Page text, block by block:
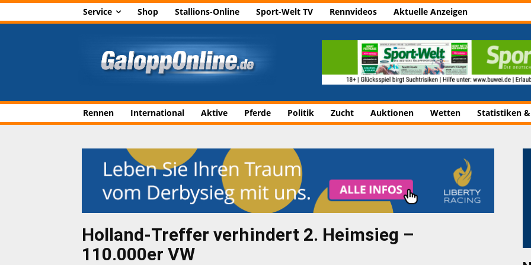
Service Shop Stallions-Online Sport-Welt TV Rennvideos Aktuelle Anzeigen
Rennen International Aktive Pferde Politik Zucht Auktionen Wetten Statistiken
Holland-Treffer verhindert 2. Heimsieg –
110.000er VW